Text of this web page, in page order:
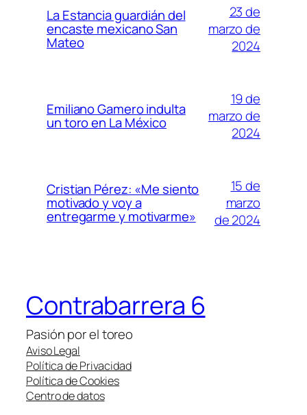
La Estancia guardián del
encaste mexicano San
Mateo
23 de
marzo de
2024
Emiliano Gamero indulta
un toro en La México
19 de
marzo de
2024
Cristian Pérez: «Me siento
motivado y voy a
entregarme y motivarme»
15 de
marzo
de 2024
Contrabarrera 6
Pasión por el toreo
Aviso Legal
Política de Privacidad
Política de Cookies
Centro de datos